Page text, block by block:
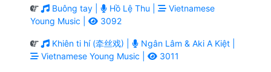
Buông tay | Hồ Lệ Thu |
Vietnamese
Young Music |
3092
Khiên ti hí (牵丝戏) |
Ngân Lâm & Aki A Kiệt |
Vietnamese Young Music |
3011